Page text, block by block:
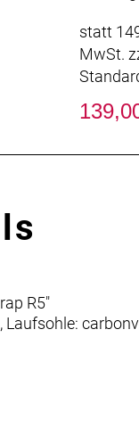
statt
MwSt.
R5"
Laufsohle: